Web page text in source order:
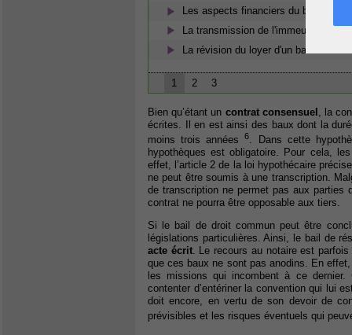
Les aspects financiers du bail de
La transmission de l'immeuble dans
La révision du loyer d'un bail
1 2 3
Bien qu’étant un contrat consensuel , la
écrites. Il en est ainsi des baux dont la
moins trois années6. Dans cette
hypothèques est obligatoire. Pour cela,
effet, l’article 2 de la loi hypothécaire
ne peut être soumis à une transcription.
de transcription ne permet pas aux parties
contrat ne pourra être opposable aux tiers.
Si le bail de droit commun peut être
législations particulières. Ainsi, le bail de
acte écrit. Le recours au notaire est
que ces baux ne sont pas anodins. En
les missions qui incombent à ce
contenter d’entériner la convention qui lui
doit encore, en vertu de son devoir de
prévisibles et les risques éventuels qui